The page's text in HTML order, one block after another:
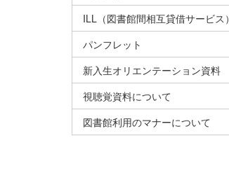
ILL（図書館間相互貸借サービス）
パンフレット
新入生オリエンテーション資料
視聴覚資料について
図書館利用のマナーについて